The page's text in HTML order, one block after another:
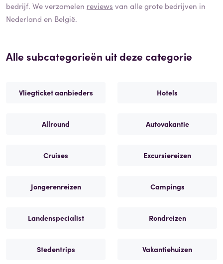
bedrijf. We verzamelen reviews van alle grote bedrijven in
Nederland en België.
Alle subcategorieën uit deze categorie
Vliegticket aanbieders Hotels
Allround Autovakantie
Cruises Excursiereizen
Jongerenreizen Campings
Landenspecialist Rondreizen
Stedentrips Vakantiehuizen